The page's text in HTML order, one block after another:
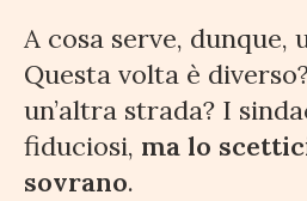
A cosa serve, dunque,
Questa volta è
un’altra strada? I
fiduciosi, ma lo
sovrano.